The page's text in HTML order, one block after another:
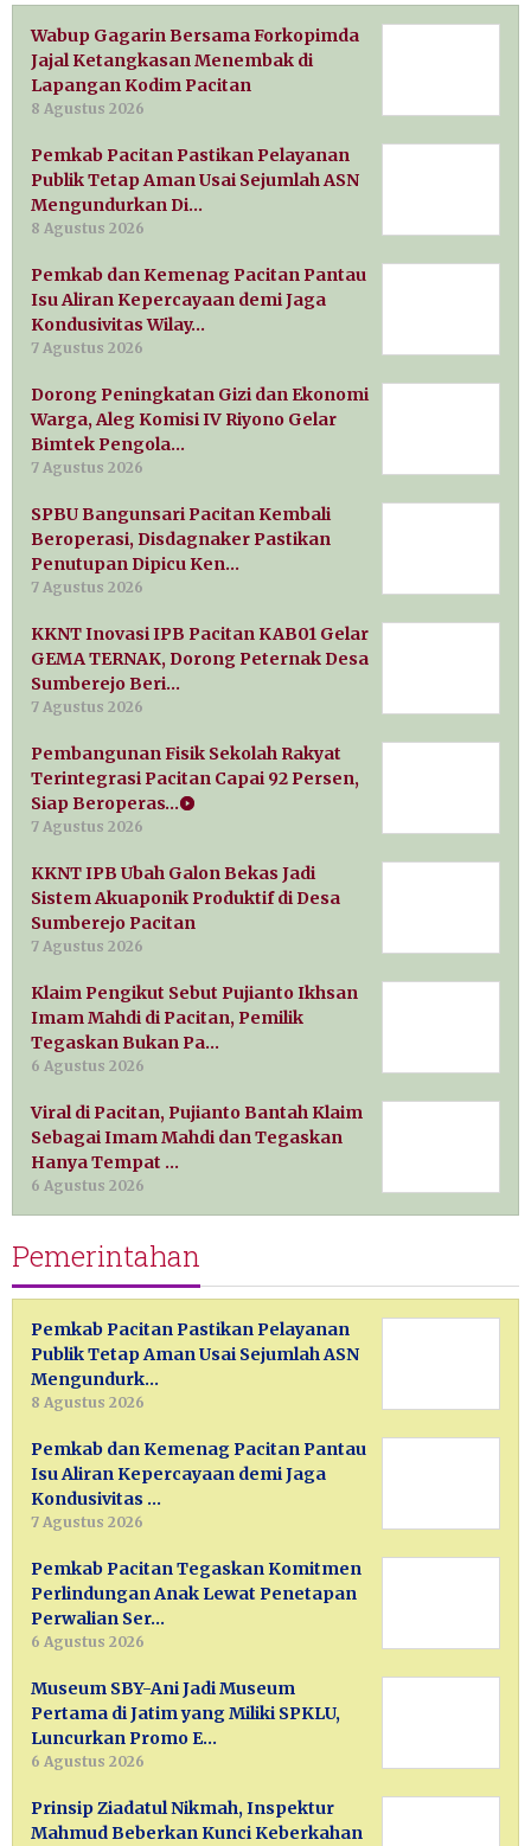
Wabup Gagarin Bersama Forkopimda
Jajal Ketangkasan Menembak di
Lapangan Kodim Pacitan
8 Agustus 2026
Pemkab Pacitan Pastikan Pelayanan
Publik Tetap Aman Usai Sejumlah ASN
Mengundurkan Di…
8 Agustus 2026
Pemkab dan Kemenag Pacitan Pantau
Isu Aliran Kepercayaan demi Jaga
Kondusivitas Wilay…
7 Agustus 2026
Dorong Peningkatan Gizi dan Ekonomi
Warga, Aleg Komisi IV Riyono Gelar
Bimtek Pengola…
7 Agustus 2026
SPBU Bangunsari Pacitan Kembali
Beroperasi, Disdagnaker Pastikan
Penutupan Dipicu Ken…
7 Agustus 2026
KKNT Inovasi IPB Pacitan KAB01 Gelar
GEMA TERNAK, Dorong Peternak Desa
Sumberejo Beri…
7 Agustus 2026
Pembangunan Fisik Sekolah Rakyat
Terintegrasi Pacitan Capai 92 Persen,
Siap Beroperas…
7 Agustus 2026
KKNT IPB Ubah Galon Bekas Jadi
Sistem Akuaponik Produktif di Desa
Sumberejo Pacitan
7 Agustus 2026
Klaim Pengikut Sebut Pujianto Ikhsan
Imam Mahdi di Pacitan, Pemilik
Tegaskan Bukan Pa…
6 Agustus 2026
Viral di Pacitan, Pujianto Bantah Klaim
Sebagai Imam Mahdi dan Tegaskan
Hanya Tempat …
6 Agustus 2026
Pemerintahan
Pemkab Pacitan Pastikan Pelayanan
Publik Tetap Aman Usai Sejumlah ASN
Mengundurk…
8 Agustus 2026
Pemkab dan Kemenag Pacitan Pantau
Isu Aliran Kepercayaan demi Jaga
Kondusivitas …
7 Agustus 2026
Pemkab Pacitan Tegaskan Komitmen
Perlindungan Anak Lewat Penetapan
Perwalian Ser…
6 Agustus 2026
Museum SBY-Ani Jadi Museum
Pertama di Jatim yang Miliki SPKLU,
Luncurkan Promo E…
6 Agustus 2026
Prinsip Ziadatul Nikmah, Inspektur
Mahmud Beberkan Kunci Keberkahan